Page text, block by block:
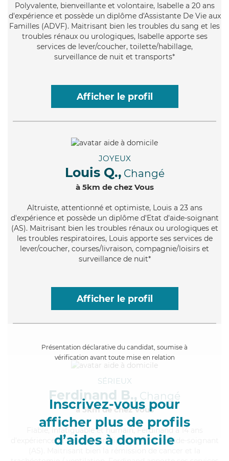
Polyvalente, bienveillante et volontaire, Isabelle a 20 ans
d'expérience et possède un diplôme d'Assistante De Vie aux
Familles (ADVF). Maitrisant bien les troubles du sang et les
troubles rénaux ou urologiques, Isabelle apporte ses
services de lever/coucher, toilette/habillage,
surveillance de nuit et transports*
Afficher le profil
JOYEUX
Louis Q., Changé
à 5km de chez Vous
Altruiste, attentionné et optimiste, Louis a 23 ans
d'expérience et possède un diplôme d'Etat d'aide-soignant
(AS). Maitrisant bien les troubles rénaux ou urologiques et
les troubles respiratoires, Louis apporte ses services de
lever/coucher, courses/livraison, compagnie/loisirs et
surveillance de nuit*
Afficher le profil
Présentation déclarative du candidat, soumise à
vérification avant toute mise en relation
Inscrivez-vous pour
afficher plus de profils
d’aides à domicile
SÉRIEUX
Ferdinand B., Changé
à 5km de chez Vous
, infatiguable et humain, Ferdinand a 14 ans
d'expérience et possède un diplôme d'Etat d'aide-soignant